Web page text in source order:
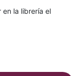
en la librería el